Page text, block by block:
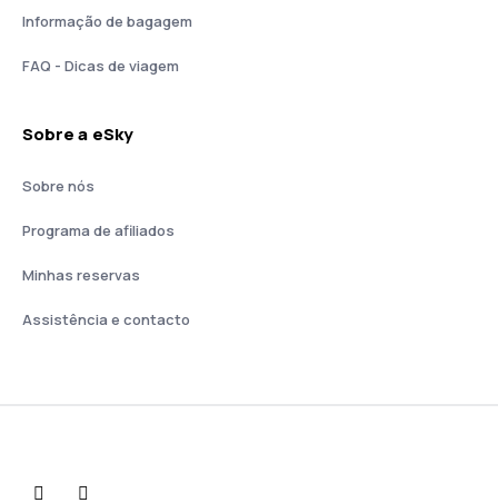
Informação de bagagem
FAQ - Dicas de viagem
Sobre a eSky
Sobre nós
Programa de afiliados
Minhas reservas
Assistência e contacto